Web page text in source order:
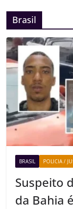
Brasil
BRASIL POLICIA /
Suspeito
da Bahia